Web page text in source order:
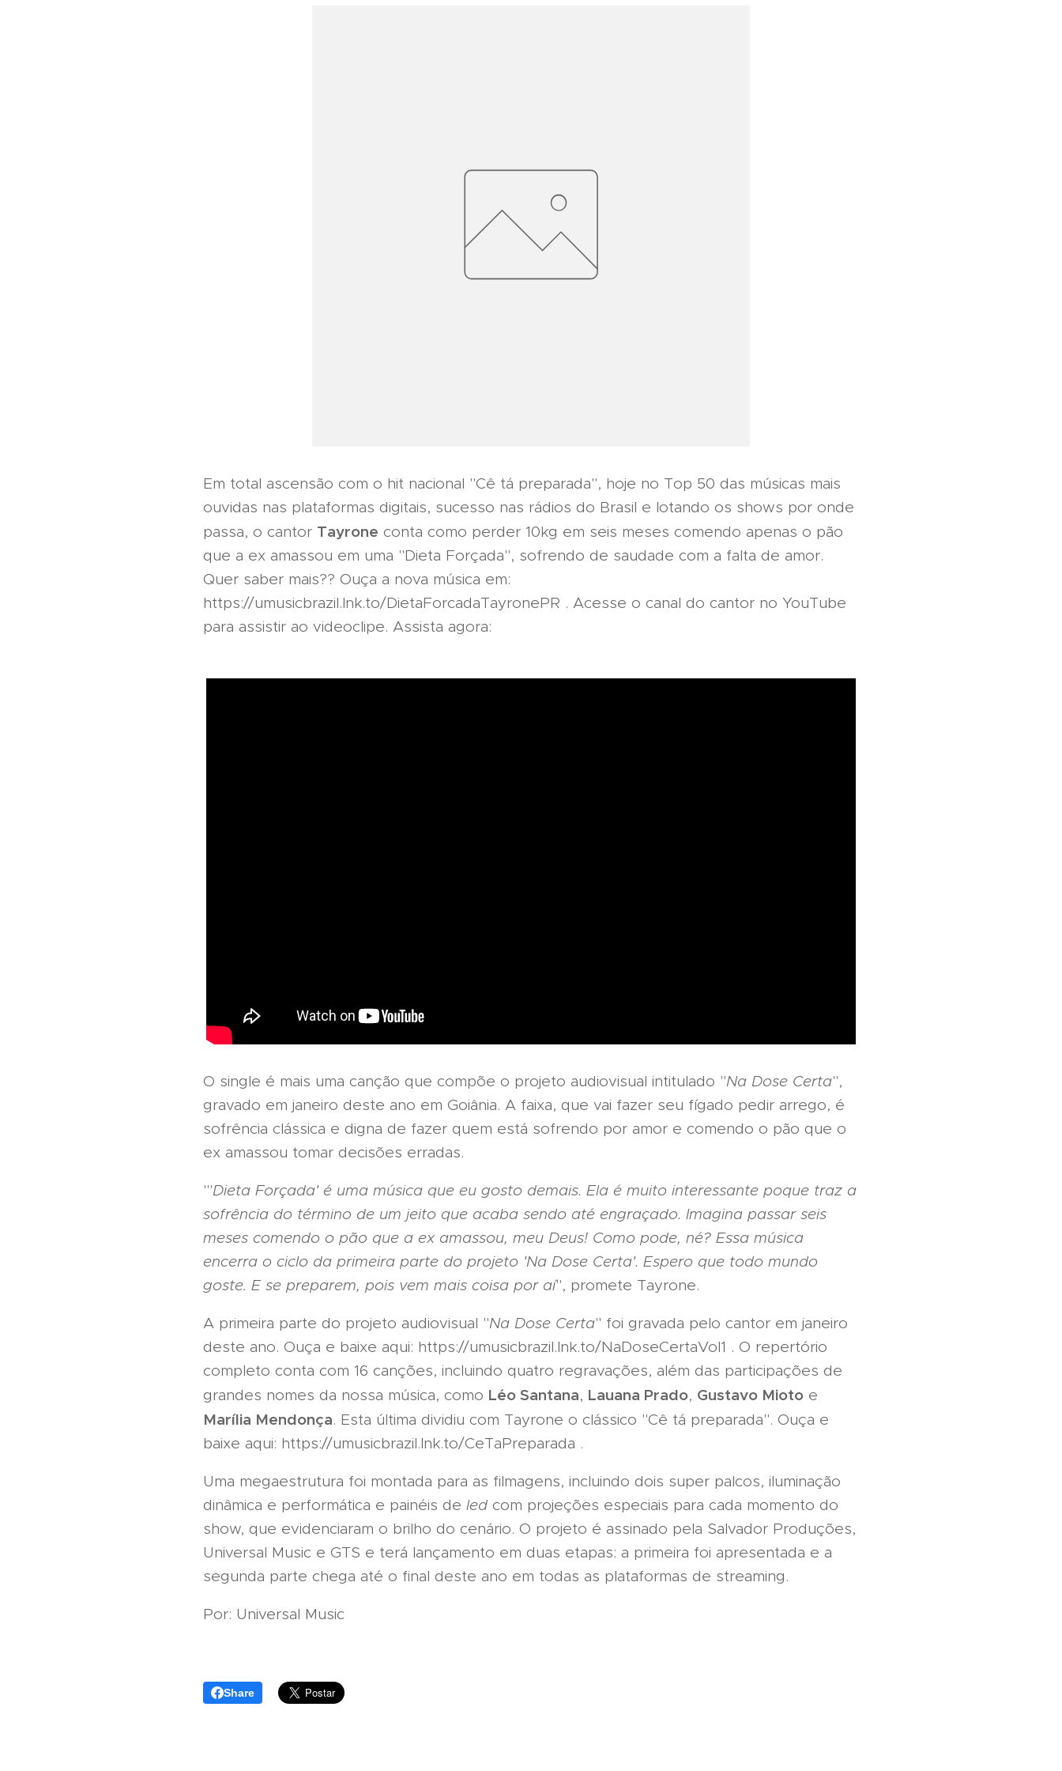
Em total ascensão com o hit nacional "Cê tá preparada", hoje no Top 50 das músicas mais
ouvidas nas plataformas digitais, sucesso nas rádios do Brasil e lotando os shows por onde
passa, o cantor Tayrone conta como perder 10kg em seis meses comendo apenas o pão
que a ex amassou em uma "Dieta Forçada", sofrendo de saudade com a falta de amor.
Quer saber mais?? Ouça a nova música em:
https://umusicbrazil.lnk.to/DietaForcadaTayronePR . Acesse o canal do cantor no YouTube
para assistir ao videoclipe. Assista agora:
O single é mais uma canção que compõe o projeto audiovisual intitulado "Na Dose Certa",
gravado em janeiro deste ano em Goiânia. A faixa, que vai fazer seu fígado pedir arrego, é
sofrência clássica e digna de fazer quem está sofrendo por amor e comendo o pão que o
ex amassou tomar decisões erradas.
"'Dieta Forçada' é uma música que eu gosto demais. Ela é muito interessante poque traz a
sofrência do término de um jeito que acaba sendo até engraçado. Imagina passar seis
meses comendo o pão que a ex amassou, meu Deus! Como pode, né? Essa música
encerra o ciclo da primeira parte do projeto 'Na Dose Certa'. Espero que todo mundo
goste. E se preparem, pois vem mais coisa por aí", promete Tayrone.
A primeira parte do projeto audiovisual "Na Dose Certa" foi gravada pelo cantor em janeiro
deste ano. Ouça e baixe aqui: https://umusicbrazil.lnk.to/NaDoseCertaVol1 . O repertório
completo conta com 16 canções, incluindo quatro regravações, além das participações de
grandes nomes da nossa música, como Léo Santana, Lauana Prado, Gustavo Mioto e
Marília Mendonça. Esta última dividiu com Tayrone o clássico "Cê tá preparada". Ouça e
baixe aqui: https://umusicbrazil.lnk.to/CeTaPreparada .
Uma megaestrutura foi montada para as filmagens, incluindo dois super palcos, iluminação
dinâmica e performática e painéis de led com projeções especiais para cada momento do
show, que evidenciaram o brilho do cenário. O projeto é assinado pela Salvador Produções,
Universal Music e GTS e terá lançamento em duas etapas: a primeira foi apresentada e a
segunda parte chega até o final deste ano em todas as plataformas de streaming.
Por: Universal Music
Share